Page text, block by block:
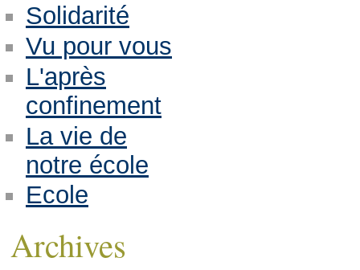
Solidarité
Vu pour vous
L'après
confinement
La vie de
notre école
Ecole
Archives